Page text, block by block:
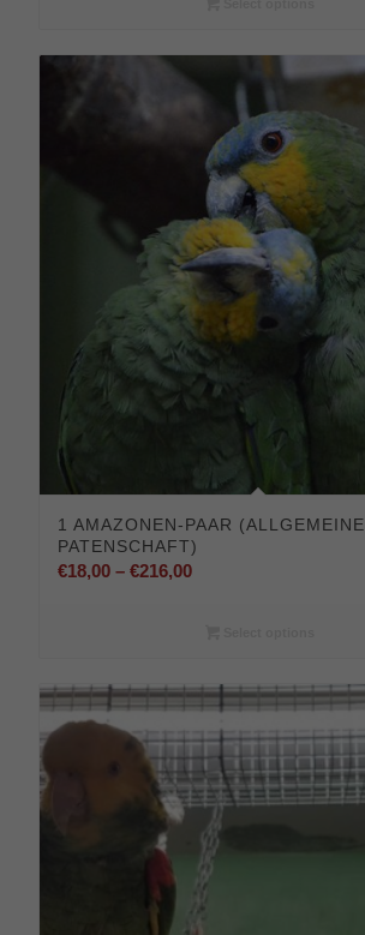
1 AMAZONEN-PAAR (ALLGEMEINE
PATENSCHAFT)
€18,00 –€216,00Preisspanne: